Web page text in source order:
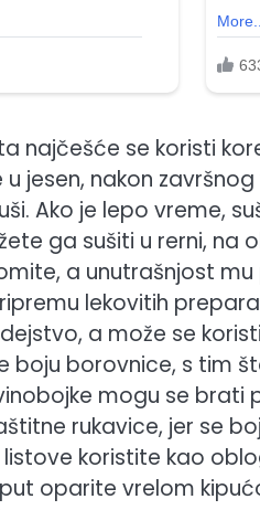
najčešće se koristi
u jesen, nakon
Ako je lepo vreme,
ga sušiti u rerni, na
a unutrašnjost
lekovitih
a može se
boju borovnice, s tim
mogu se brati
rukavice, jer se
koristite kao
oparite vrelom